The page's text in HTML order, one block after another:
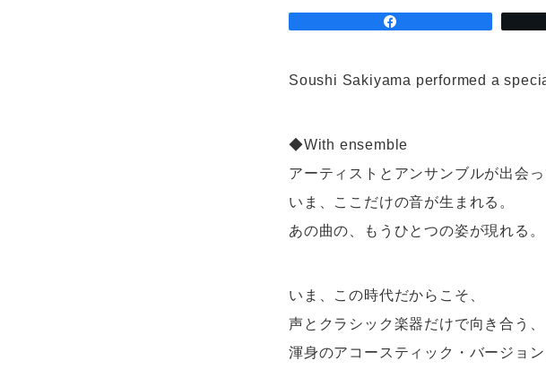
Soushi Sakiyama performed a
◆With ensemble
アーティストとアンサンブルが出会っ
いま、ここだけの音が生まれる。
あの曲の、もうひとつの姿が現れる。
いま、この時代だからこそ、
声とクラシック楽器だけで向き合う、
渾身のアコースティック・バージョン